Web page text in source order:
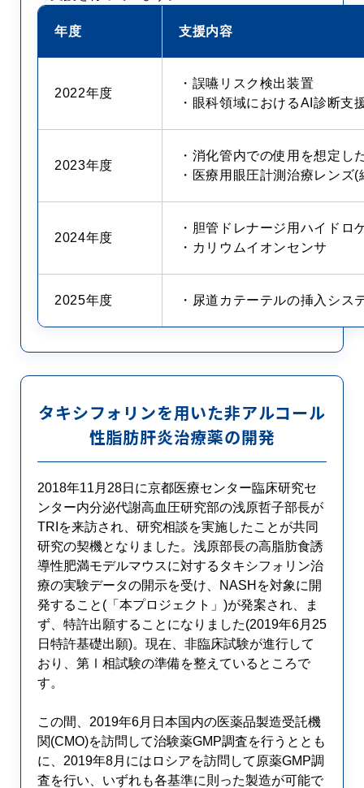
年度 支援内容
2022年度
・誤嚥リスク検出装置
・眼科領域におけるAI診断支
2023年度
・消化管内での使用を想定し
・医療用眼圧計測治療レンズ(
2024年度
・胆管ドレナージ用ハイドロ
・カリウムイオンセンサ
2025年度 ・尿道カテーテルの挿入シス
タキシフォリンを用いた非アルコール
性脂肪肝炎治療薬の開発
2018年11月28日に京都医療センター臨床研究セ
ンター内分泌代謝高血圧研究部の浅原哲子部長が
TRIを来訪され、研究相談を実施したことが共同
研究の契機となりました。浅原部長の高脂肪食誘
導性肥満モデルマウスに対するタキシフォリン治
療の実験データの開示を受け、NASHを対象に開
発すること(「本プロジェクト」)が発案され、ま
ず、特許出願することになりました(2019年6月25
日特許基礎出願)。現在、非臨床試験が進行して
おり、第Ⅰ相試験の準備を整えているところで
す。
この間、2019年6月日本国内の医薬品製造受託機
関(CMO)を訪問して治験薬GMP調査を行うととも
に、2019年8月にはロシアを訪問して原薬GMP調
査を行い、いずれも各基準に則った製造が可能で